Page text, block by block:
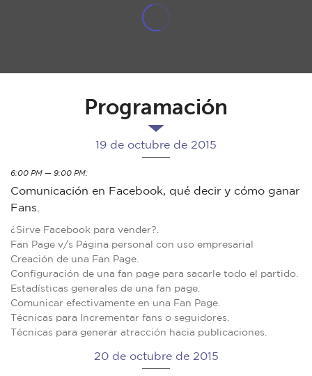
Programación
19 de octubre de 2015
6:00 PM — 9:00 PM:
Comunicación en Facebook, qué decir y cómo ganar
Fans.
¿Sirve Facebook para vender?.
Fan Page v/s Página personal con uso empresarial
Creación de una Fan Page.
Configuración de una fan page para sacarle todo el partido.
Estadísticas generales de una fan page.
Comunicar efectivamente en una Fan Page.
Técnicas para Incrementar fans o seguidores.
Técnicas para generar atracción hacia publicaciones.
20 de octubre de 2015